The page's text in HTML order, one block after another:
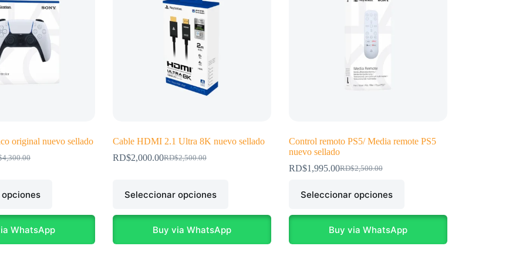
original nuevo sellado
4,300.00
WhatsApp
Cable HDMI 2.1 Ultra 8K nuevo sellado
RD$2,500.00
El
era:
RD$2,000.00El
es:
Seleccionar opciones
producto
múltiples
opciones
Buy via WhatsApp
Control remoto PS5/ Media remote PS5
nuevo sellado
RD$2,500.00
El
original
RD$2,500.00.
RD$1,995.00El
actual
RD$1,995.00.
Seleccionar opciones
producto
múltiples
opciones
Buy via WhatsApp